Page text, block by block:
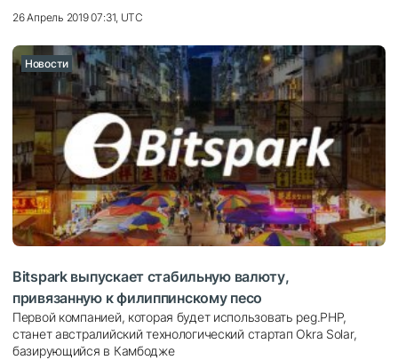
26 Апрель 2019 07:31, UTC
Новости
Bitspark выпускает стабильную валюту,
привязанную к филиппинскому песо
Первой компанией, которая будет использовать peg.PHP,
станет австралийский технологический стартап Okra Solar,
базирующийся в Камбодже